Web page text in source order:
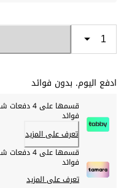
ادفع اليوم. بدون فوائد
قسمها على 4 دفعات شهرية بقيمة
فوائد
تعرف على المزيد
قسمها على 4 دفعات شهرية بقيمة
فوائد
تعرف على المزيد